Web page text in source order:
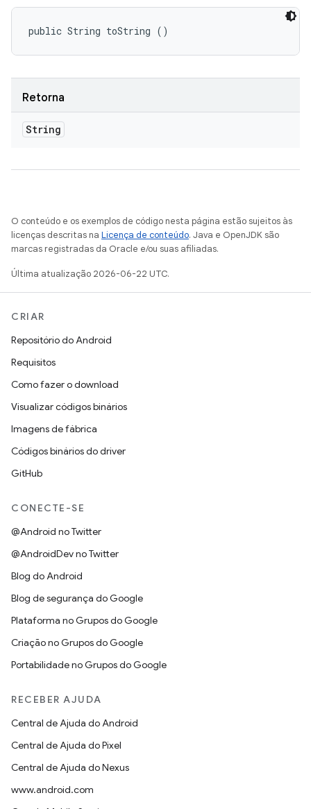
public String toString ()
Retorna
String
O conteúdo e os exemplos de código nesta página estão sujeitos às
licenças descritas na Licença de conteúdo. Java e OpenJDK são
marcas registradas da Oracle e/ou suas afiliadas.
Última atualização 2026-06-22 UTC.
CRIAR
Repositório do Android
Requisitos
Como fazer o download
Visualizar códigos binários
Imagens de fábrica
Códigos binários do driver
GitHub
CONECTE-SE
@Android no Twitter
@AndroidDev no Twitter
Blog do Android
Blog de segurança do Google
Plataforma no Grupos do Google
Criação no Grupos do Google
Portabilidade no Grupos do Google
RECEBER AJUDA
Central de Ajuda do Android
Central de Ajuda do Pixel
Central de Ajuda do Nexus
www.android.com